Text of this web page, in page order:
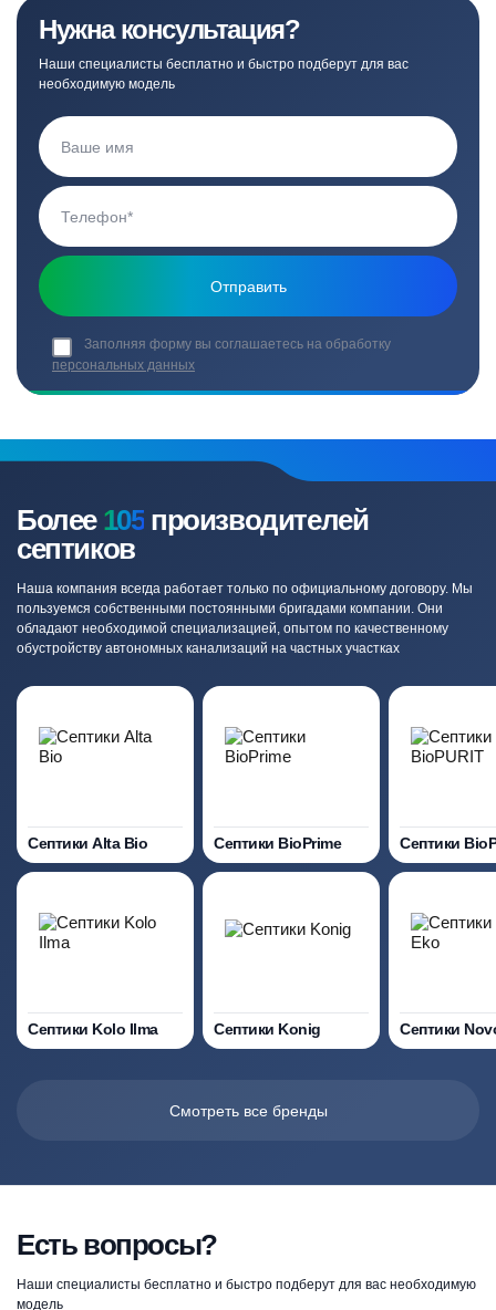
Нужна консультация?
Наши специалисты бесплатно и быстро подберут для вас
необходимую модель
Заполняя форму вы соглашаетесь на обработку
персональных данных
Более 105 производителей
септиков
Наша компания всегда работает только по официальному договору. Мы
пользуемся собственными постоянными бригадами компании. Они
обладают необходимой специализацией, опытом по качественному
обустройству автономных канализаций на частных участках
Септики Alta Bio Септики BioPrime Септики
Септики Kolo Ilma Септики Konig Септики
Смотреть все бренды
Есть вопросы?
Наши специалисты бесплатно и быстро подберут для вас необходимую
модель